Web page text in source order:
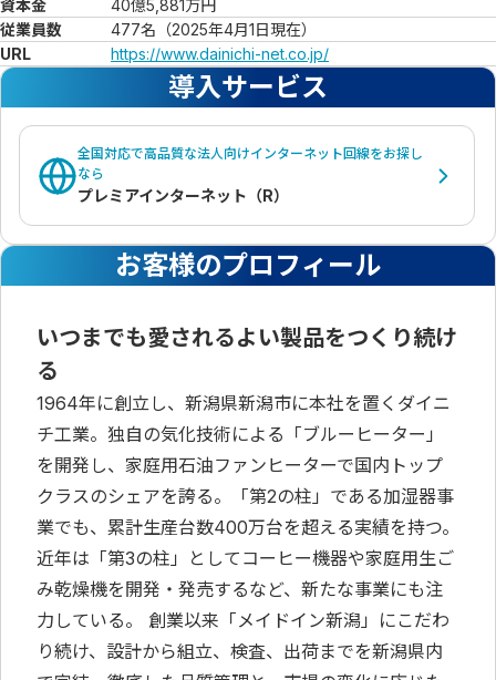
資本金
40億5,881万円
従業員数
477名（2025年4月1日現在）
URL
https://www.dainichi-net.co.jp/
導入サービス
全国対応で高品質な法人向けインターネット回線をお探し
なら
プレミアインターネット（R）
お客様のプロフィール
いつまでも愛されるよい製品をつくり続け
る
1964年に創立し、新潟県新潟市に本社を置くダイニ
チ工業。独自の気化技術による「ブルーヒーター」
を開発し、家庭用石油ファンヒーターで国内トップ
クラスのシェアを誇る。「第2の柱」である加湿器事
業でも、累計生産台数400万台を超える実績を持つ。
近年は「第3の柱」としてコーヒー機器や家庭用生ご
み乾燥機を開発・発売するなど、新たな事業にも注
力している。 創業以来「メイドイン新潟」にこだわ
り続け、設計から組立、検査、出荷までを新潟県内